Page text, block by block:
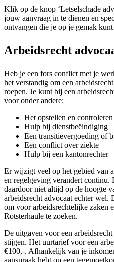
Klik op de knop ‘Letselschade
jouw aanvraag in te dienen en
ontvangen die je op je gemak
Arbeidsrecht
Heb je een fors conflict met je
het verstandig om een
roepen. Je kunt bij een
voor onder andere:
Het opstellen en
Hulp bij dienstbeëindiging
Een transitievergoeding of
Een conflict over ziekte
Hulp bij een kantonrechter
Er wijzigt veel op het gebied van
en regelgeving verandert continu.
daardoor niet altijd op de hoogte
arbeidsrecht advocaat echter wel.
om voor arbeidsrechtelijke zaken
Rotsterhaule te zoeken.
De uitgaven voor een
stijgen. Het uurtarief voor een
€100,-. Afhankelijk van je
aanspraak hebt op een